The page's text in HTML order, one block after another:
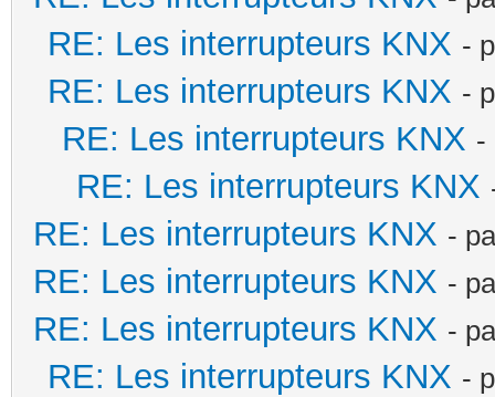
RE: Les interrupteurs KNX -
RE: Les interrupteurs KNX -
RE: Les interrupteurs KNX -
RE: Les interrupteurs KNX
RE: Les interrupteurs KNX -
RE: Les interrupteurs KNX -
RE: Les interrupteurs KNX -
RE: Les interrupteurs KNX -